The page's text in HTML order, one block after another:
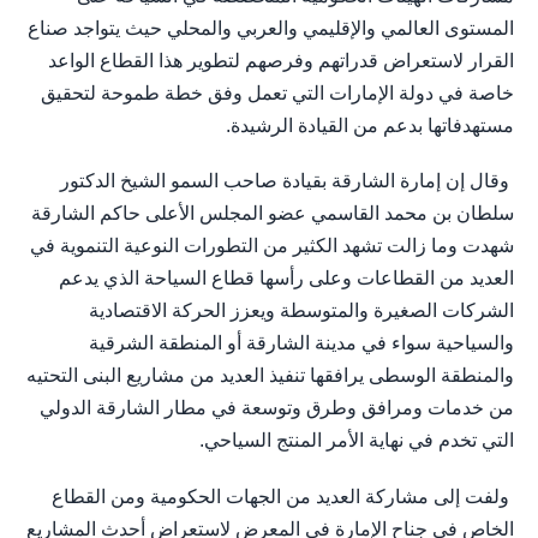
المستوى العالمي والإقليمي والعربي والمحلي حيث يتواجد صناع
القرار لاستعراض قدراتهم وفرصهم لتطوير هذا القطاع الواعد
خاصة في دولة الإمارات التي تعمل وفق خطة طموحة لتحقيق
مستهدفاتها بدعم من القيادة الرشيدة.
وقال إن إمارة الشارقة بقيادة صاحب السمو الشيخ الدكتور
سلطان بن محمد القاسمي عضو المجلس الأعلى حاكم الشارقة
شهدت وما زالت تشهد الكثير من التطورات النوعية التنموية في
العديد من القطاعات وعلى رأسها قطاع السياحة الذي يدعم
الشركات الصغيرة والمتوسطة ويعزز الحركة الاقتصادية
والسياحية سواء في مدينة الشارقة أو المنطقة الشرقية
والمنطقة الوسطى يرافقها تنفيذ العديد من مشاريع البنى التحتيه
من خدمات ومرافق وطرق وتوسعة في مطار الشارقة الدولي
التي تخدم في نهاية الأمر المنتج السياحي.
ولفت إلى مشاركة العديد من الجهات الحكومية ومن القطاع
الخاص في جناح الإمارة في المعرض لاستعراض أحدث المشاريع